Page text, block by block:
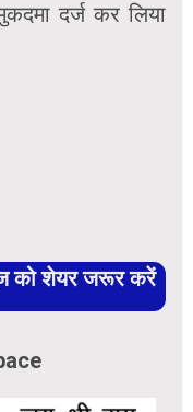
दर्ज कर लिया
को शेयर जरूर करें